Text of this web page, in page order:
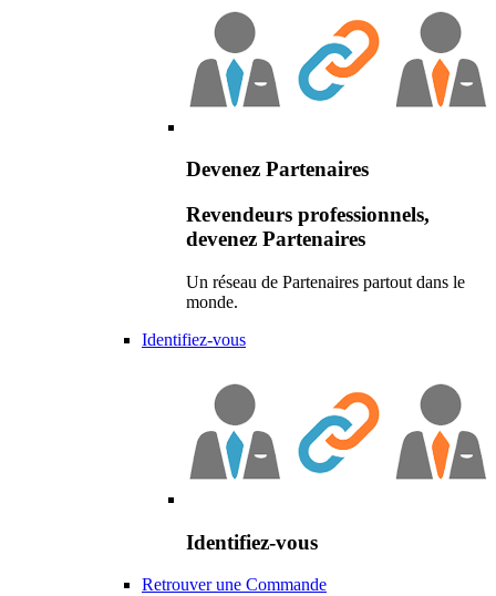
Devenez Partenaires
Revendeurs professionnels,
devenez Partenaires
Un réseau de Partenaires partout dans le
monde.
Identifiez-vous
Identifiez-vous
Retrouver une Commande